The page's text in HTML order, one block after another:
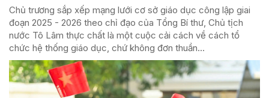
Chủ trương sắp xếp mạng lưới cơ sở giáo dục công lập giai
đoạn 2025 - 2026 theo chỉ đạo của Tổng Bí thư, Chủ tịch
nước Tô Lâm thực chất là một cuộc cải cách về cách tổ
chức hệ thống giáo dục, chứ không đơn thuần...